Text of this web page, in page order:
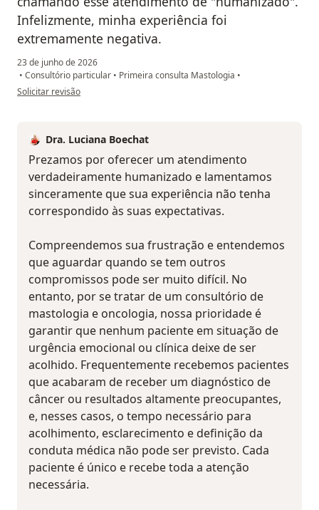
Infelizmente, minha experiência foi
extremamente negativa.
23 de junho de 2026
• Consultório particular • Primeira consulta Mastologia •
na opinião do utilizador JC
Solicitar revisão
Dra. Luciana Boechat
Prezamos por oferecer um atendimento
verdadeiramente humanizado e lamentamos
sinceramente que sua experiência não tenha
correspondido às suas expectativas.
Compreendemos sua frustração e entendemos
que aguardar quando se tem outros
compromissos pode ser muito difícil. No
entanto, por se tratar de um consultório de
mastologia e oncologia, nossa prioridade é
garantir que nenhum paciente em situação de
urgência emocional ou clínica deixe de ser
acolhido. Frequentemente recebemos pacientes
que acabaram de receber um diagnóstico de
câncer ou resultados altamente preocupantes,
e, nesses casos, o tempo necessário para
acolhimento, esclarecimento e definição da
conduta médica não pode ser previsto. Cada
paciente é único e recebe toda a atenção
necessária.